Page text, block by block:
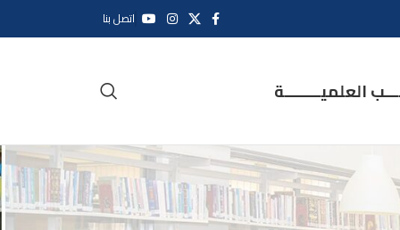
اتصل بنا
العلميــــــــة